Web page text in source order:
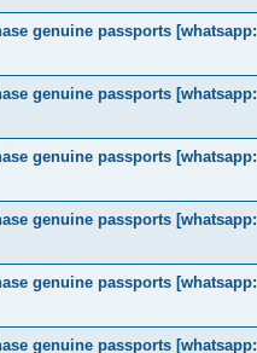
genuine passports [whatsapp:
genuine passports [whatsapp:
genuine passports [whatsapp:
genuine passports [whatsapp:
genuine passports [whatsapp:
genuine passports [whatsapp: